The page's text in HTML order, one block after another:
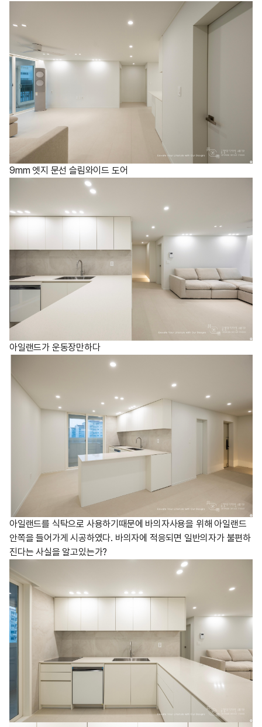
9mm 엣지 문선 슬림와이드 도어
아일랜드가 운동장만하다
아일랜드를 식탁으로 사용하기때문에 바의자사용을 위해 아일랜드
안쪽을 들어가게 시공하였다. 바의자에 적응되면 일반의자가 불편하
진다는 사실을 알고있는가?